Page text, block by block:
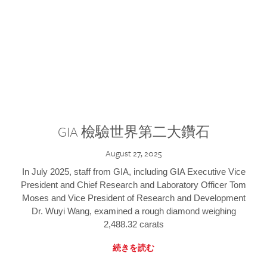
GIA 檢驗世界第二大鑽石
August 27, 2025
In July 2025, staff from GIA, including GIA Executive Vice
President and Chief Research and Laboratory Officer Tom
Moses and Vice President of Research and Development
Dr. Wuyi Wang, examined a rough diamond weighing
2,488.32 carats
続きを読む